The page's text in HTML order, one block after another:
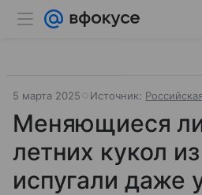
5 марта 2025 Источник:
Меняющиеся
летних кукол
испугали даже